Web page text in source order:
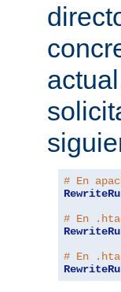
# En
# En
# En